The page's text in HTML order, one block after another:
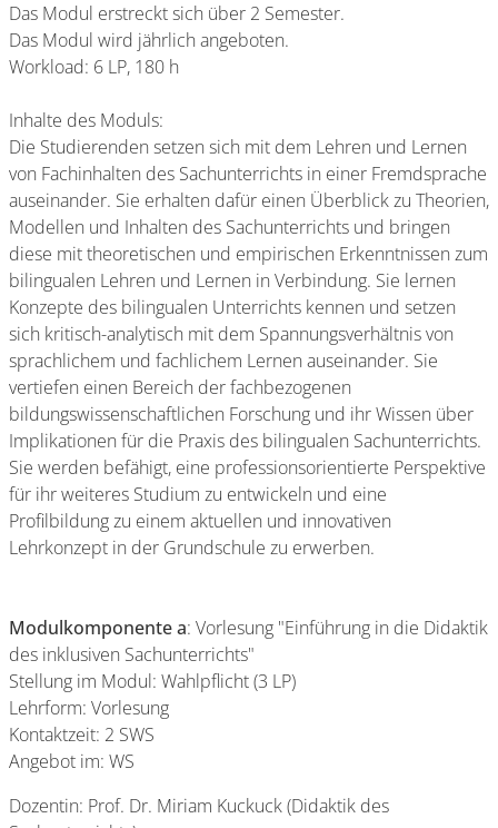
Das Modul erstreckt sich über 2 Semester.
Das Modul wird jährlich angeboten.
Workload: 6 LP, 180 h
Inhalte des Moduls:
Die Studierenden setzen sich mit dem Lehren und Lernen
von Fachinhalten des Sachunterrichts in einer Fremdsprache
auseinander. Sie erhalten dafür einen Überblick zu Theorien,
Modellen und Inhalten des Sachunterrichts und bringen
diese mit theoretischen und empirischen Erkenntnissen zum
bilingualen Lehren und Lernen in Verbindung. Sie lernen
Konzepte des bilingualen Unterrichts kennen und setzen
sich kritisch-analytisch mit dem Spannungsverhältnis von
sprachlichem und fachlichem Lernen auseinander. Sie
vertiefen einen Bereich der fachbezogenen
bildungswissenschaftlichen Forschung und ihr Wissen über
Implikationen für die Praxis des bilingualen Sachunterrichts.
Sie werden befähigt, eine professionsorientierte Perspektive
für ihr weiteres Studium zu entwickeln und eine
Profilbildung zu einem aktuellen und innovativen
Lehrkonzept in der Grundschule zu erwerben.
Modulkomponente a: Vorlesung "Einführung in die Didaktik
des inklusiven Sachunterrichts"
Stellung im Modul: Wahlpflicht (3 LP)
Lehrform: Vorlesung
Kontaktzeit: 2 SWS
Angebot im: WS
Dozentin: Prof. Dr. Miriam Kuckuck (Didaktik des